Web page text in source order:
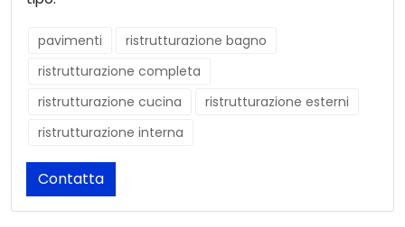
pavimenti
ristrutturazione bagno
ristrutturazione completa
ristrutturazione cucina
ristrutturazione esterni
ristrutturazione interna
Contatta